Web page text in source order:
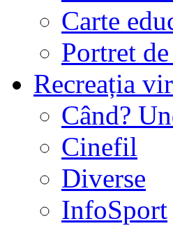
Carte
Portret
Recreația
Când?
Cinefil
Diverse
InfoSport